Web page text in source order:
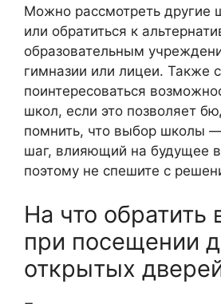
Можно рассмотреть другие
или обратиться к
образовательным
гимназии или лицеи. Также
поинтересоваться
школ, если это позволяет
помнить, что выбор школы
шаг, влияющий на будущее
поэтому не спешите с
На что обратить
при посещении
открытых